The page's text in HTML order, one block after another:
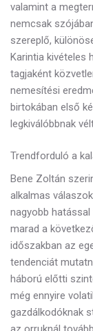
valamint a
nemcsak
szereplő,
Karintia kivételes
tagjaként
nemesítési
birtokában első
legkiválóbbnak
Trendforduló a
Bene Zoltán
alkalmas
nagyobb
marad a
időszakban az
tendenciát
háború előtti
még ennyire
gazdálkodóknak